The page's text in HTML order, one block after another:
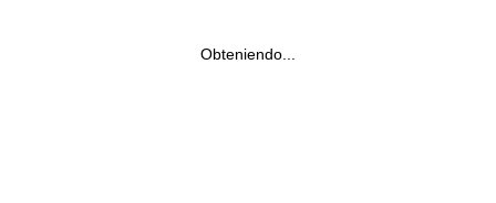
Obteniendo...